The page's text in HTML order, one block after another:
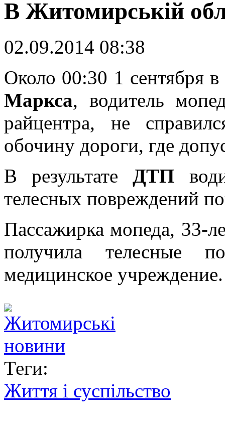
В Житомирській
02.09.2014 08:38
Около 00:30 1 сентября в
Маркса, водитель
райцентра, не
обочину дороги, где
В результатеДТП
телесных повреждений
Пассажирка мопеда, 33-
получила телесные
медицинское учреждение.
Теги:
Життя і суспільство